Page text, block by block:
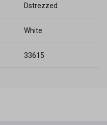
Dstrezzed
White
33615